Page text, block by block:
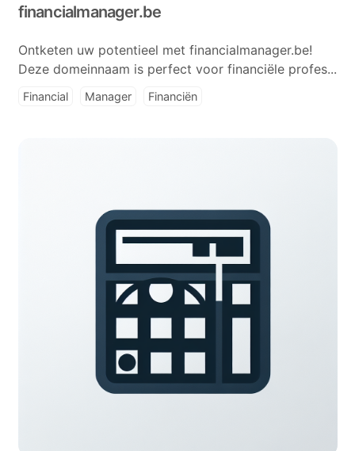
financialmanager.be
Ontketen uw potentieel met financialmanager.be!
Deze domeinnaam is perfect voor financiële profes...
Financial Manager Financiën